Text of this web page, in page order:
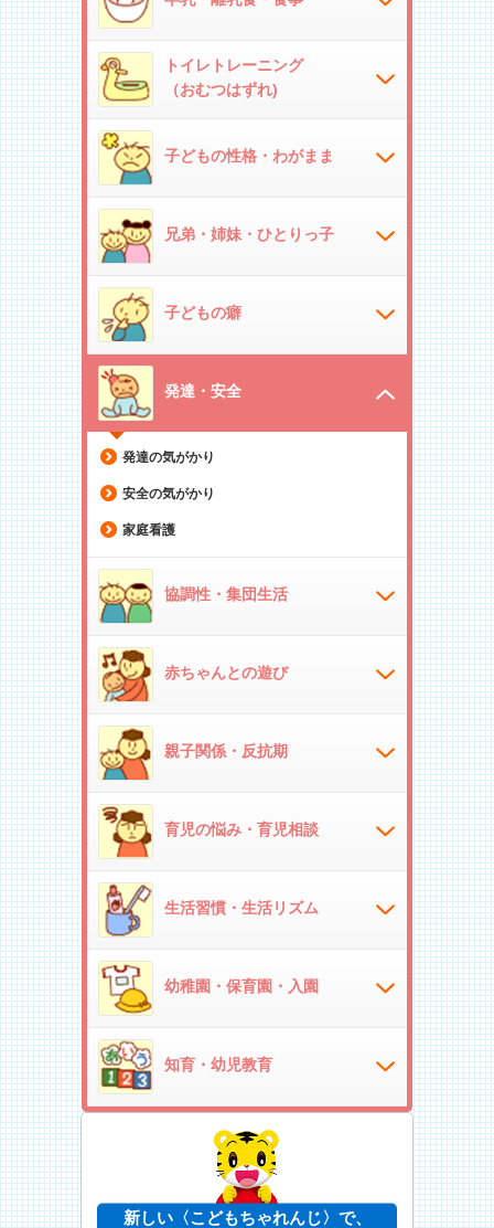
トイレトレーニング
（おむつはずれ)
子どもの性格・わがまま
兄弟・姉妹・ひとりっ子
子どもの癖
発達・安全
発達の気がかり
安全の気がかり
家庭看護
協調性・集団生活
赤ちゃんとの遊び
親子関係・反抗期
育児の悩み・育児相談
生活習慣・生活リズム
幼稚園・保育園・入園
知育・幼児教育
新しい〈こどもちゃれんじ〉で、